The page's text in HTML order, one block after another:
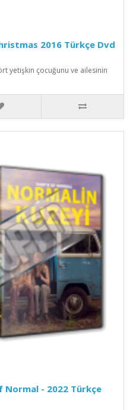
2016 Türkçe Dvd
yetişkin çocuğunu ve ailesinin
- 2022 Türkçe